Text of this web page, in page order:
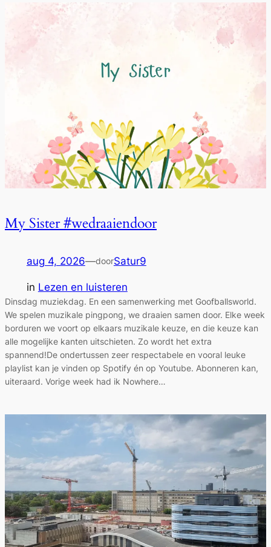
My Sister #wedraaiendoor
aug 4, 2026—doorSatur9
in Lezen en luisteren
Dinsdag muziekdag. En een samenwerking met Goofballsworld.
We spelen muzikale pingpong, we draaien samen door. Elke week
borduren we voort op elkaars muzikale keuze, en die keuze kan
alle mogelijke kanten uitschieten. Zo wordt het extra
spannend!De ondertussen zeer respectabele en vooral leuke
playlist kan je vinden op Spotify én op Youtube. Abonneren kan,
uiteraard. Vorige week had ik Nowhere…